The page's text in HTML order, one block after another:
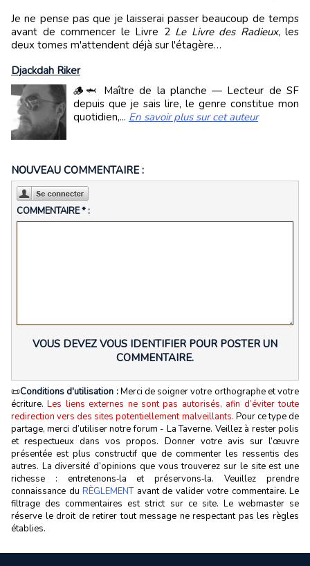
Je ne pense pas que je laisserai passer beaucoup de temps
avant de commencer le Livre 2 Le Livre des Radieux, les
deux tomes m'attendent déjà sur l'étagère…
Djackdah Riker
🪵🦈 Maître de la planche — Lecteur de SF
depuis que je sais lire, le genre constitue mon
quotidien,... En savoir plus sur cet auteur
NOUVEAU COMMENTAIRE :
COMMENTAIRE * :
VOUS DEVEZ VOUS IDENTIFIER POUR POSTER UN
COMMENTAIRE.
📜Conditions d'utilisation :Merci de soigner votre orthographe et votre
écriture.Les liens externes ne sont pas autorisés, afin d’éviter toute
redirection vers des sites potentiellement malveillants. Pour ce type de
partage, merci d’utiliser notre forum - La Taverne. Veillez à rester polis
et respectueux dans vos propos. Donner votre avis sur l’œuvre
présentée est plus constructif que de commenter les ressentis des
autres. La diversité d’opinions que vous trouverez sur le site est une
richesse : entretenons‑la et préservons‑la. Veuillez prendre
connaissance du RÈGLEMENTavant de valider votre commentaire. Le
filtrage des commentaires est strict sur ce site. Le webmaster se
réserve le droit de retirer tout message ne respectant pas les règles
établies.